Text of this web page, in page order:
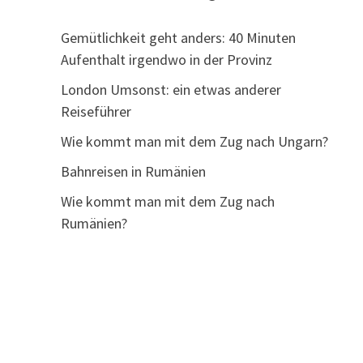
Gemütlichkeit geht anders: 40 Minuten
Aufenthalt irgendwo in der Provinz
London Umsonst: ein etwas anderer
Reiseführer
Wie kommt man mit dem Zug nach Ungarn?
Bahnreisen in Rumänien
Wie kommt man mit dem Zug nach
Rumänien?